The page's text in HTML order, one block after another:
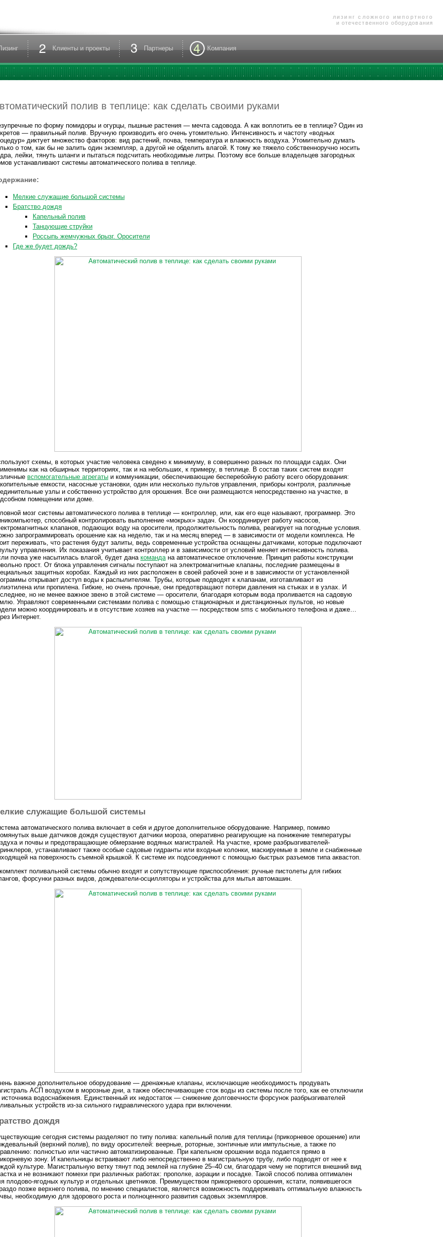
лизинг сложного импортного
и отечественного оборудования
Клиенты и проекты Партнеры Компания
полив в теплице: как сделать своими руками
по форму помидоры и огурцы, пышные растения — мечта садовода. А как воплотить ее в теплице? Один из
— правильный полив. Вручную производить его очень утомительно. Интенсивность и частоту «водных
диктует множество факторов: вид растений, почва, температура и влажность воздуха. Утомительно думать
о том, как бы не залить один экземпляр, а другой не обделить влагой. К тому же тяжело собственноручно носить
лейки, тянуть шланги и пытаться подсчитать необходимые литры. Поэтому все больше владельцев загородных
устанавливают системы автоматического полива в теплице.
Мелкие служащие большой системы
Братство дождя
Капельный полив
Танцующие струйки
Россыпь жемчужных брызг. Оросители
Где же будет дождь?
схемы, в которых участие человека сведено к минимуму, в совершенно разных по площади садах. Они
как на обширных территориях, так и на небольших, к примеру, в теплице. В состав таких систем входят
вспомогательные агрегаты и коммуникации, обеспечивающие бесперебойную работу всего оборудования:
емкости, насосные установки, один или несколько пультов управления, приборы контроля, различные
узлы и собственно устройство для орошения. Все они размещаются непосредственно на участке, в
помещении или доме.
мозг системы автоматического полива в теплице — контроллер, или, как его еще называют, программер. Это
способный контролировать выполнение «мокрых» задач. Он координирует работу насосов,
клапанов, подающих воду на оросители, продолжительность полива, реагирует на погодные условия.
запрограммировать орошение как на неделю, так и на месяц вперед — в зависимости от модели комплекса. Не
переживать, что растения будут залиты, ведь современные устройства оснащены датчиками, которые подключают
управления. Их показания учитывает контроллер и в зависимости от условий меняет интенсивность полива.
почва уже насытилась влагой, будет дана команда на автоматическое отключение. Принцип работы конструкции
прост. От блока управления сигналы поступают на электромагнитные клапаны, последние размещены в
защитных коробах. Каждый из них расположен в своей рабочей зоне и в зависимости от установленной
открывает доступ воды к распылителям. Трубы, которые подводят к клапанам, изготавливают из
или пропилена. Гибкие, но очень прочные, они предотвращают потери давления на стыках и в узлах. И
но не менее важное звено в этой системе — оросители, благодаря которым вода проливается на садовую
Управляют современными системами полива с помощью стационарных и дистанционных пультов, но новые
можно координировать и в отсутствие хозяев на участке — посредством sms с мобильного телефона и даже…
Интернет.
служащие большой системы
автоматического полива включает в себя и другое дополнительное оборудование. Например, помимо
выше датчиков дождя существуют датчики мороза, оперативно реагирующие на понижение температуры
и почвы и предотвращающие обмерзание водяных магистралей. На участке, кроме разбрызгивателей-
устанавливают также особые садовые гидранты или входные колонки, маскируемые в земле и снабженные
на поверхность съемной крышкой. К системе их подсоединяют с помощью быстрых разъемов типа аквастоп.
поливальной системы обычно входят и сопутствующие приспособления: ручные пистолеты для гибких
форсунки разных видов, дождеватели-осцилляторы и устройства для мытья автомашин.
важное дополнительное оборудование — дренажные клапаны, исключающие необходимость продувать
АСП воздухом в морозные дни, а также обеспечивающие сток воды из системы после того, как ее отключили
источника водоснабжения. Единственный их недостаток — снижение долговечности форсунок разбрызгивателей
устройств из-за сильного гидравлического удара при включении.
дождя
сегодня системы разделяют по типу полива: капельный полив для теплицы (прикорневое орошение) или
(верхний полив), по виду оросителей: веерные, роторные, зонтичные или импульсные, а также по
полностью или частично автоматизированные. При капельном орошении вода подается прямо в
зону. И капельницы встраивают либо непосредственно в магистральную трубу, либо подводят от нее к
культуре. Магистральную ветку тянут под землей на глубине 25–40 см, благодаря чему не портится внешний вид
и не возникают помехи при различных работах: прополке, аэрации и посадке. Такой способ полива оптимален
плодово-ягодных культур и отдельных цветников. Преимуществом прикорневого орошения, кстати, появившегося
позже верхнего полива, по мнению специалистов, является возможность поддерживать оптимальную влажность
необходимую для здорового роста и полноценного развития садовых экземпляров.